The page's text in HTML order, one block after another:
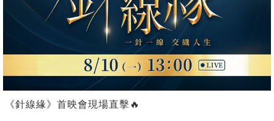
《針線緣》首映會現場直擊🔥